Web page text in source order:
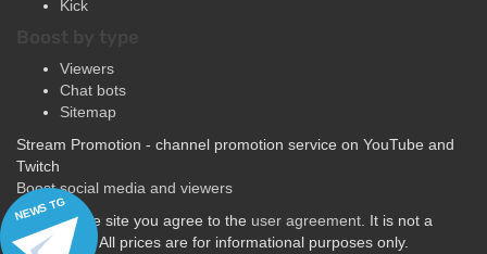
NEWS TG
Chat bots
Sitemap
Twitch
Boost social media and viewers
By using the site you agree to the
public offer. All prices are for informational purposes only.